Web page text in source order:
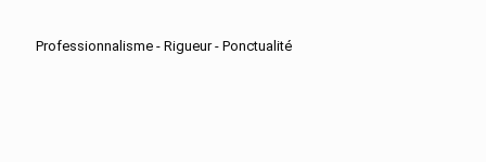
Professionnalisme - Rigueur - Ponctualité